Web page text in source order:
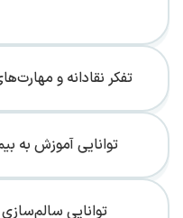
تفکر نقادانه و
توانایی آموزش به
توانایی